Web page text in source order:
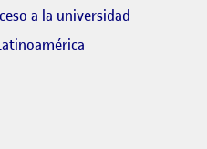
a la universidad